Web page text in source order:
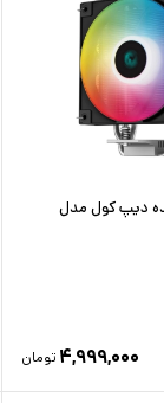
دیپ کول مدل
۴,۹۹۹,۰۰۰ تومان